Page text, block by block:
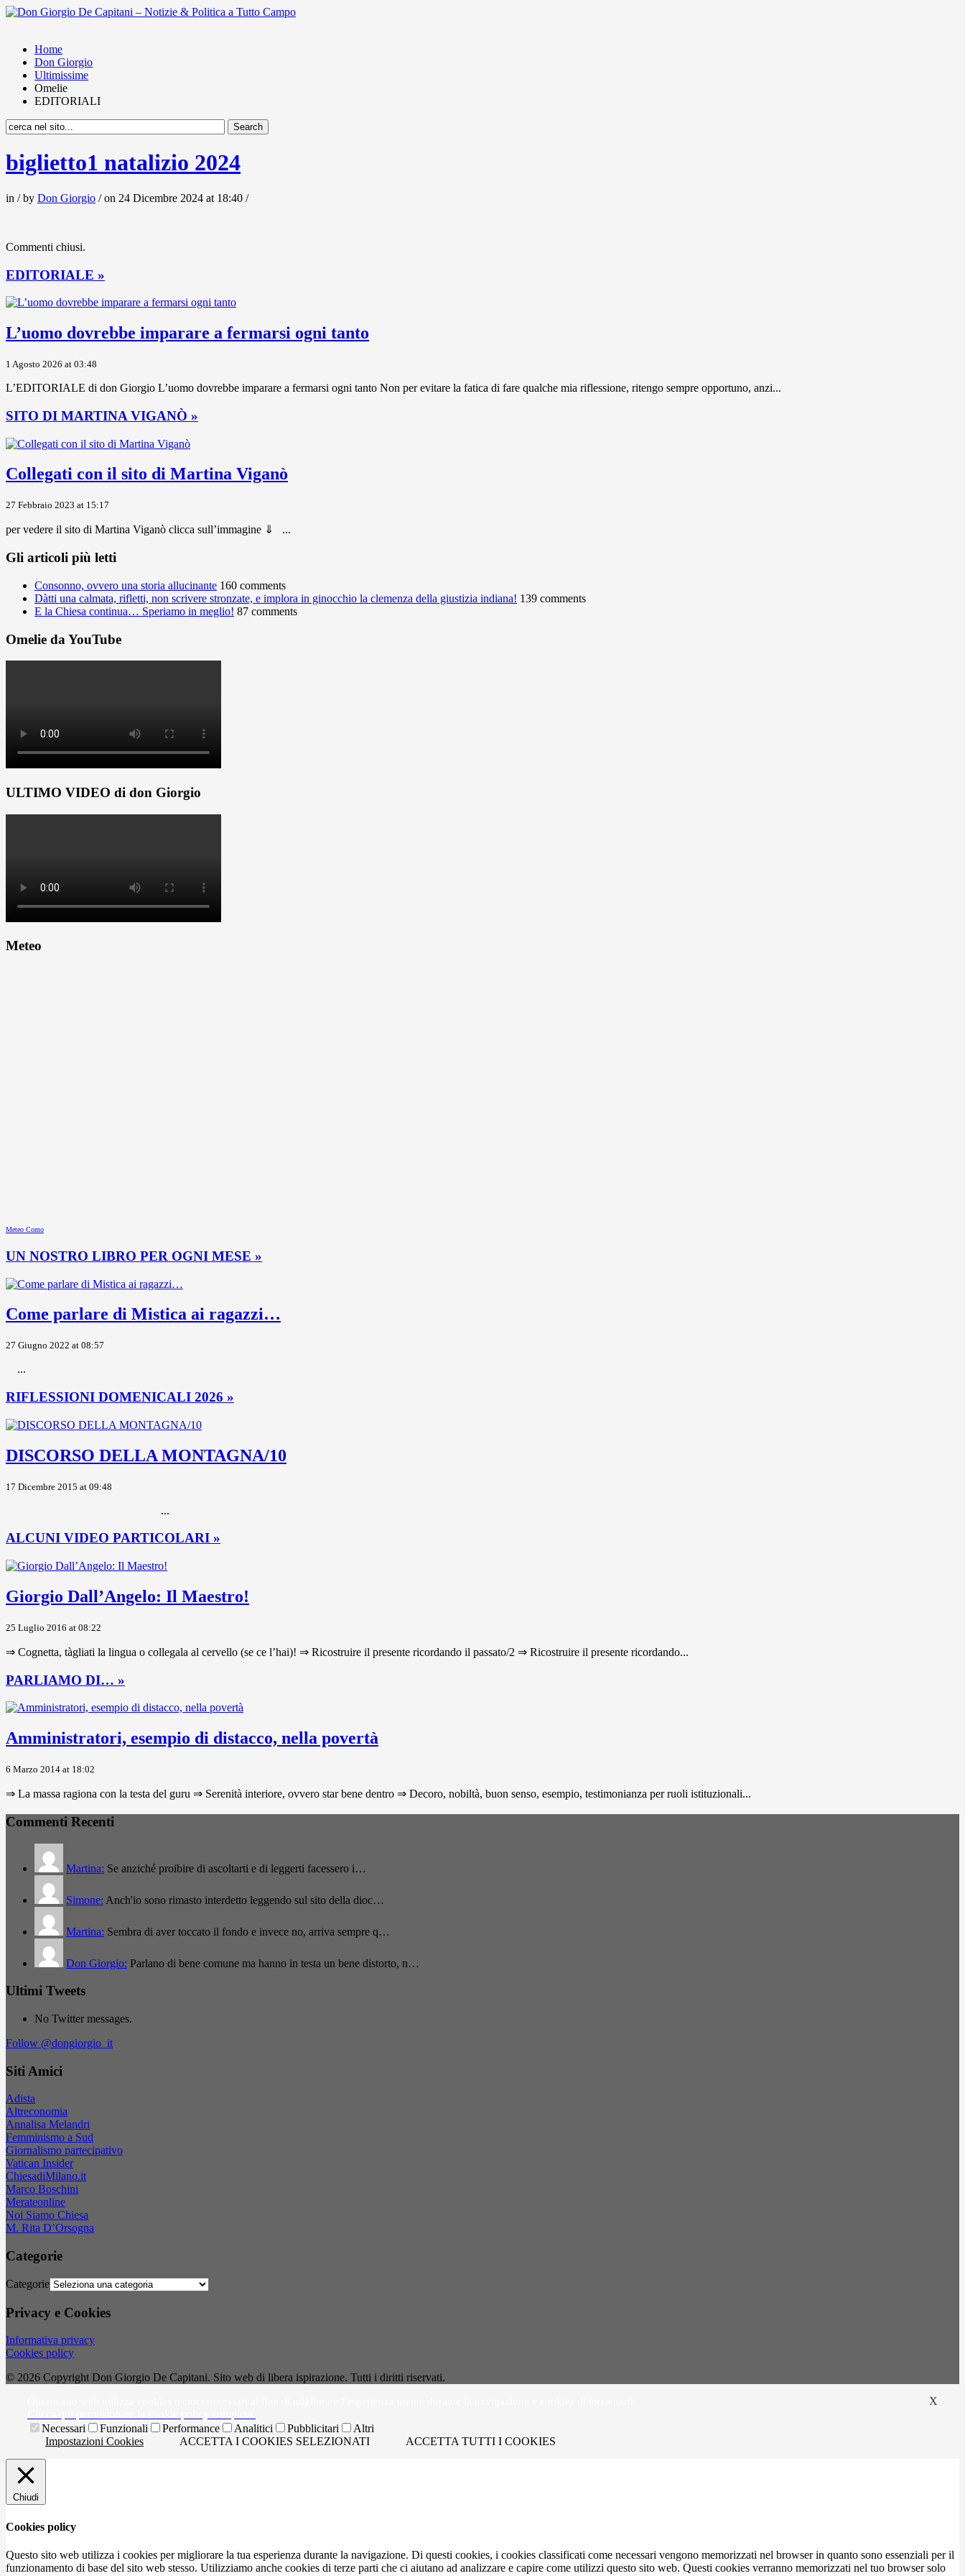
Home
Don Giorgio
Ultimissime
Omelie
EDITORIALI
biglietto1 natalizio 2024
in / by Don Giorgio / on 24 Dicembre 2024 at 18:40 /
Commenti chiusi.
EDITORIALE »
L’uomo dovrebbe imparare a fermarsi ogni tanto
1 Agosto 2026 at 03:48
L’EDITORIALE di don Giorgio L’uomo dovrebbe imparare a fermarsi ogni tanto Non per evitare la fatica di fare qualche mia riflessione, ritengo sempre opportuno, anzi...
SITO DI MARTINA VIGANÒ »
Collegati con il sito di Martina Viganò
27 Febbraio 2023 at 15:17
per vedere il sito di Martina Viganò clicca sull’immagine ⇓ ...
Gli articoli più letti
Consonno, ovvero una storia allucinante 160 comments
Dàtti una calmata, rifletti, non scrivere stronzate, e implora in ginocchio la clemenza della giustizia indiana! 139 comments
E la Chiesa continua… Speriamo in meglio! 87 comments
Omelie da YouTube
ULTIMO VIDEO di don Giorgio
Meteo
Meteo Como
UN NOSTRO LIBRO PER OGNI MESE »
Come parlare di Mistica ai ragazzi…
27 Giugno 2022 at 08:57
...
RIFLESSIONI DOMENICALI 2026 »
DISCORSO DELLA MONTAGNA/10
17 Dicembre 2015 at 09:48
...
ALCUNI VIDEO PARTICOLARI »
Giorgio Dall’Angelo: Il Maestro!
25 Luglio 2016 at 08:22
⇒ Cognetta, tàgliati la lingua o collegala al cervello (se ce l’hai)! ⇒ Ricostruire il presente ricordando il passato/2 ⇒ Ricostruire il presente ricordando...
PARLIAMO DI… »
Amministratori, esempio di distacco, nella povertà
6 Marzo 2014 at 18:02
⇒ La massa ragiona con la testa del guru ⇒ Serenità interiore, ovvero star bene dentro ⇒ Decoro, nobiltà, buon senso, esempio, testimonianza per ruoli istituzionali...
Commenti Recenti
Martina: Se anziché proibire di ascoltarti e di leggerti facessero i…
Simone: Anch'io sono rimasto interdetto leggendo sul sito della dioc…
Martina: Sembra di aver toccato il fondo e invece no, arriva sempre q…
Don Giorgio: Parlano di bene comune ma hanno in testa un bene distorto, n…
Ultimi Tweets
No Twitter messages.
Follow @dongiorgio_it
Siti Amici
Adista
Altreconomia
Annalisa Melandri
Femminismo a Sud
Giornalismo partecipativo
Vatican Insider
ChiesadiMilano.it
Marco Boschini
Merateonline
Noi Siamo Chiesa
M. Rita D’Orsogna
Categorie
Categorie
Privacy e Cookies
Informativa privacy
Cookies policy
© 2026 Copyright Don Giorgio De Capitani. Sito web di libera ispirazione. Tutti i diritti riservati.
X
Necessari
Funzionali Performance Analitici Pubblicitari
Altri
Impostazioni Cookies
ACCETTA I COOKIES SELEZIONATI ACCETTA TUTTI I COOKIES
Chiudi
Cookies policy
Questo sito web utilizza i cookies per migliorare la tua esperienza durante la navigazione. Di questi cookies, i cookies classificati come necessari vengono memorizzati nel browser in quanto sono essenziali per il
funzionamento di base del sito web stesso. Utilizziamo anche cookies di terze parti che ci aiutano ad analizzare e capire come utilizzi questo sito web. Questi cookies verranno memorizzati nel tuo browser solo